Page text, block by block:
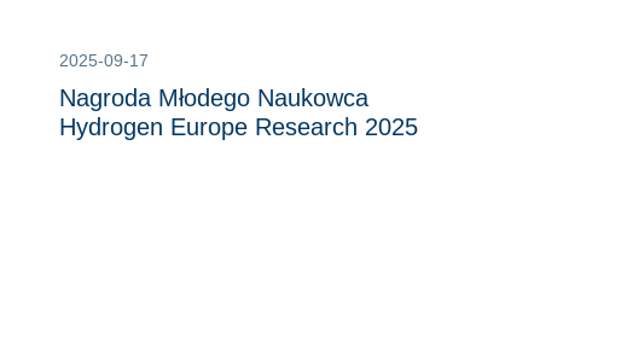
2025-09-17
Nagroda Młodego Naukowca
Hydrogen Europe Research 2025